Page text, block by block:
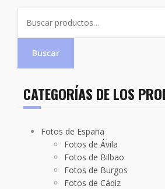
por:
Buscar
CATEGORÍAS DE LOS
Fotos de España
Fotos de Ávila
Fotos de Bilbao
Fotos de Burgos
Fotos de Cádiz